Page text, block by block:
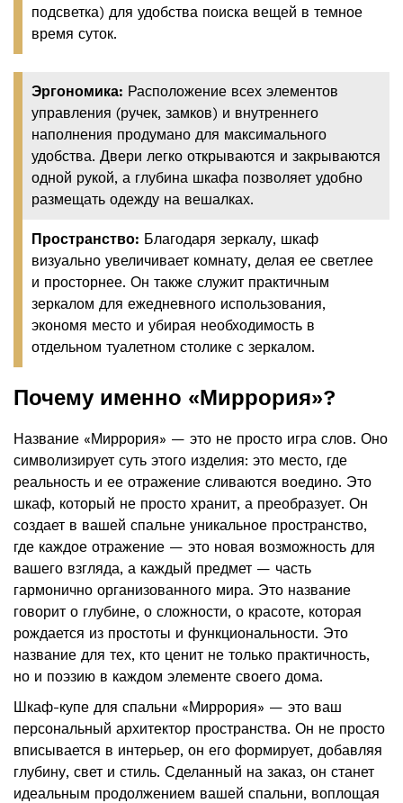
подсветка) для удобства поиска вещей в темное
время суток.
Эргономика: Расположение всех элементов
управления (ручек, замков) и внутреннего
наполнения продумано для максимального
удобства. Двери легко открываются и закрываются
одной рукой, а глубина шкафа позволяет удобно
размещать одежду на вешалках.
Пространство: Благодаря зеркалу, шкаф
визуально увеличивает комнату, делая ее светлее
и просторнее. Он также служит практичным
зеркалом для ежедневного использования,
экономя место и убирая необходимость в
отдельном туалетном столике с зеркалом.
Почему именно «Миррория»?
Название «Миррория» — это не просто игра слов. Оно
символизирует суть этого изделия: это место, где
реальность и ее отражение сливаются воедино. Это
шкаф, который не просто хранит, а преобразует. Он
создает в вашей спальне уникальное пространство,
где каждое отражение — это новая возможность для
вашего взгляда, а каждый предмет — часть
гармонично организованного мира. Это название
говорит о глубине, о сложности, о красоте, которая
рождается из простоты и функциональности. Это
название для тех, кто ценит не только практичность,
но и поэзию в каждом элементе своего дома.
Шкаф-купе для спальни «Миррория» — это ваш
персональный архитектор пространства. Он не просто
вписывается в интерьер, он его формирует, добавляя
глубину, свет и стиль. Сделанный на заказ, он станет
идеальным продолжением вашей спальни, воплощая